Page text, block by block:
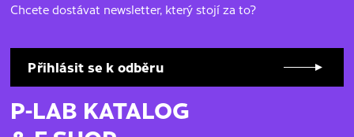
Chcete dostávat newsletter, který stojí za to?
Přihlásit se k odběru
P-LAB KATALOG